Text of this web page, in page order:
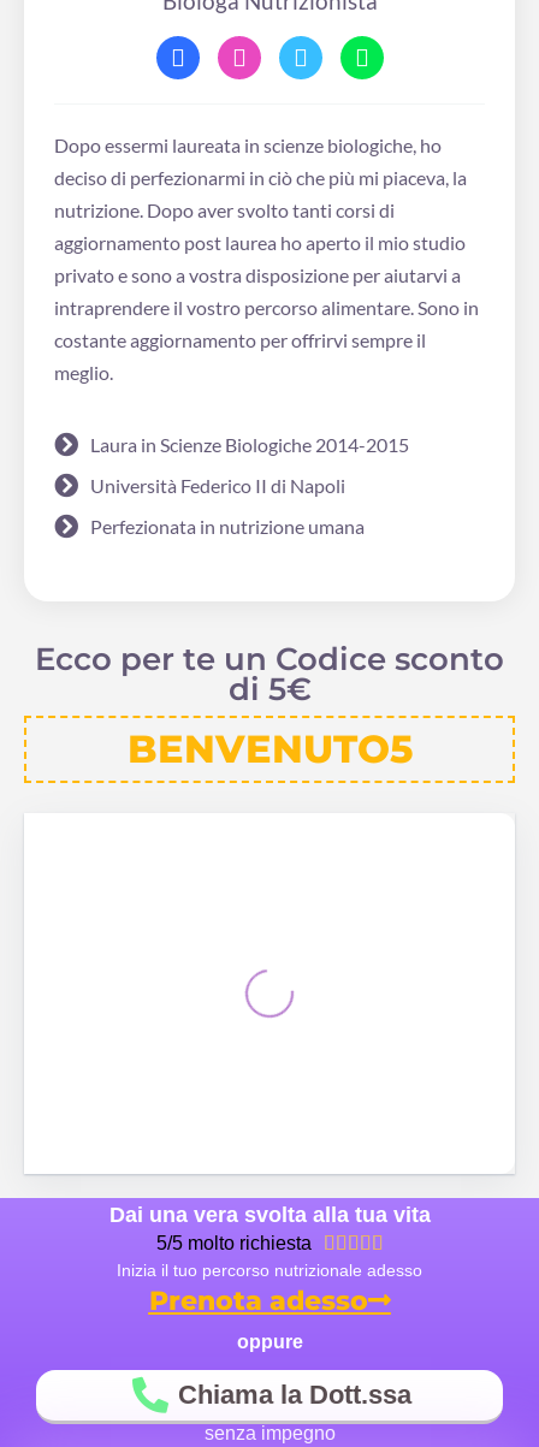
Dopo essermi laureata in scienze biologiche, ho
deciso di perfezionarmi in ciò che più mi piaceva, la
nutrizione. Dopo aver svolto tanti corsi di
aggiornamento post laurea ho aperto il mio studio
privato e sono a vostra disposizione per aiutarvi a
intraprendere il vostro percorso alimentare. Sono in
costante aggiornamento per offrirvi sempre il
meglio.
Laura in Scienze Biologiche 2014-2015
Università Federico II di Napoli
Perfezionata in nutrizione umana
Ecco per te un Codice sconto
di 5€
BENVENUTO5
Dai una vera svolta alla tua vita
5/5 molto richiesta     
Inizia il tuo percorso nutrizionale adesso
Prenota adesso
oppure
Chiama la Dott.ssa
senza impegno